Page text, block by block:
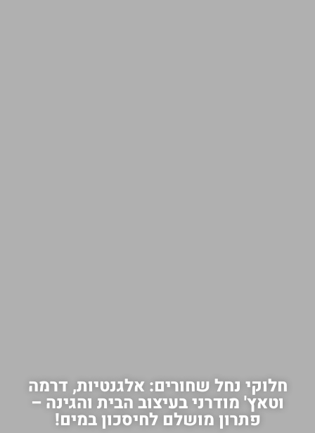
חלוקי נחל שחורים: אלגנטיות, דרמה
וטאץ' מודרני בעיצוב הבית והגינה –
פתרון מושלם לחיסכון במים!